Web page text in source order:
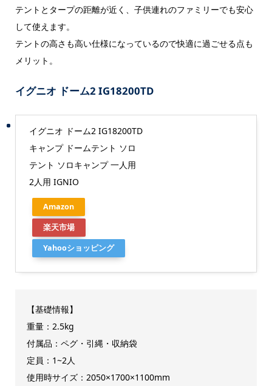
テントとタープの距離が近く、子供連れのファミリーでも安心
して使えます。
テントの高さも高い仕様になっているので快適に過ごせる点も
メリット。
イグニオ ドーム2 IG18200TD
イグニオ ドーム2 IG18200TD
キャンプ ドームテント ソロ
テント ソロキャンプ 一人用
2人用 IGNIO
Amazon
楽天市場
Yahooショッピング
【基礎情報】
重量：2.5kg
付属品：ペグ・引縄・収納袋
定員：1~2人
使用時サイズ：2050×1700×1100mm